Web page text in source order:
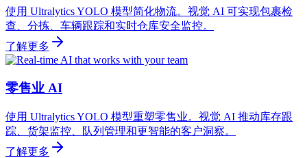
使用 Ultralytics YOLO 模型简化物流。视觉 AI 可实现包裹检
查、分拣、车辆跟踪和实时仓库安全监控。
了解更多
零售业 AI
使用 Ultralytics YOLO 模型重塑零售业。视觉 AI 推动库存跟
踪、货架监控、队列管理和更智能的客户洞察。
了解更多